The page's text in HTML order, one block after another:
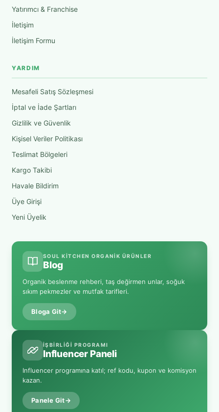
Yatırımcı & Franchise
İletişim
İletişim Formu
YARDIM
Mesafeli Satış Sözleşmesi
İptal ve İade Şartları
Gizlilik ve Güvenlik
Kişisel Veriler Politikası
Teslimat Bölgeleri
Kargo Takibi
Havale Bildirim
Üye Girişi
Yeni Üyelik
SOUL KITCHEN ORGANIK ÜRÜNLER
Blog
Organik beslenme rehberi, taş değirmen unlar, soğuk
sıkım pekmezler ve mutfak tarifleri.
Bloga Git→
İŞBIRLIĞI PROGRAMI
Influencer Paneli
Influencer programına katıl; ref kodu, kupon ve komisyon
kazan.
Panele Git→